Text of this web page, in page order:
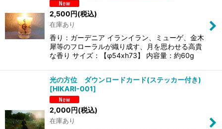
絞り込む
2,500円(税込)
在庫あり
香り：ガーデニア イランイラン、ミューゲ、金木
犀等のフローラルが織り成す、月を思わせる高貴
な香り サイズ：【φ54xh73】 内容量：約60g
光の方位 ダウンロードカード(ステッカー付き)
[HIKARI-001]
2,000円(税込)
在庫あり